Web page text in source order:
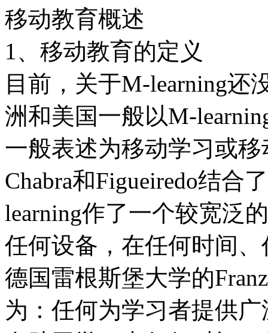
移动教育概述
1、移动教育的定义
目前，关于M-learning还
洲和美国一般以M-
一般表述为移动学习或
Chabra和Figueiredo结合
learning作了一个较宽泛
任何设备，在任何时间
德国雷根斯堡大学的
为：任何为学习者提供